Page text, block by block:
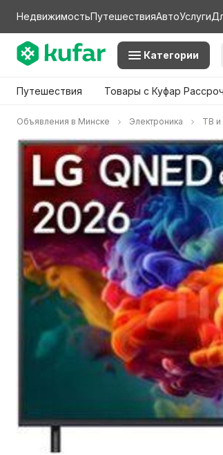
НедвижимостьПутешествияАвтоУслуги
Категории
Путешествия Товары с Куфар
Объявления в Минске Электроника ТВ и